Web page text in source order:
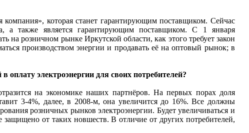
которая станет гарантирующим поставщиком. Сейчас
а также является гарантирующим поставщиком. С 1 января
на розничном рынке Иркутской области, как этого требует закон
производством энергии и продавать её на оптовый рынок; в
электроэнергии для своих потребителей?
на экономике наших партнёров. На первых порах доля
3-4%, далее, в 2008-м, она увеличится до 16%. Все должны
розничных рынков электроэнергии. Будет увеличиваться и
от таких новшеств. В отличие от других потребителей,